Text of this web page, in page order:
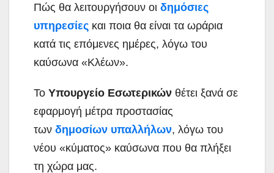
Πώς θα λειτουργήσουν οι δημόσιες
υπηρεσίες και ποια θα είναι τα ωράρια
κατά τις επόμενες ημέρες, λόγω του
καύσωνα «Κλέων».
Το Υπουργείο Εσωτερικών θέτει ξανά σε
εφαρμογή μέτρα προστασίας
των δημοσίων υπαλλήλων, λόγω του
νέου «κύματος» καύσωνα που θα πλήξει
τη χώρα μας.